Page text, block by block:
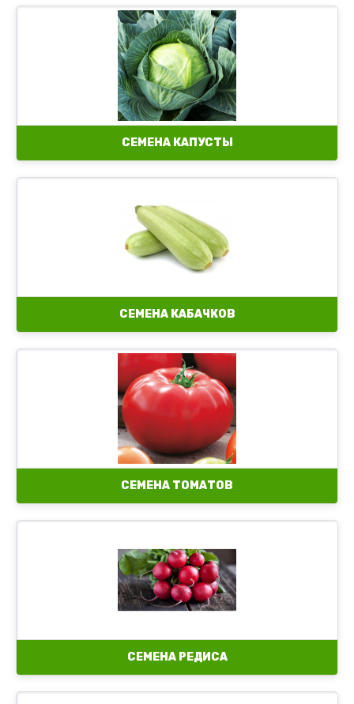
СЕМЕНА КАПУСТЫ
Семена белокочанной капусты
Семена цветной капусты
Семена пекинской капусты
Семена капусты брокколи
Семена червогоголовой капусты
Семена савойской капусты
Семена брюссельской капусты
Семена капусты кольраби
Семена капусты Романеско
Семена капусты листовой
СЕМЕНА КАБАЧКОВ
СЕМЕНА ТОМАТОВ
СЕМЕНА РЕДИСА